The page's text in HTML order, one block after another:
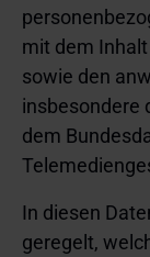
mit dem
sowie den
insbesondere
dem
In diesen
geregelt,